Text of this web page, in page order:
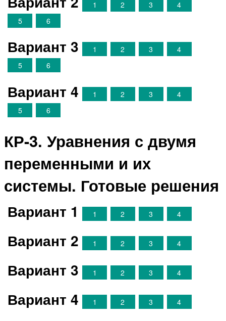
1 2 3
4
5
6
Вариант 3 1 2 3
4
5
6
Вариант 4 1 2 3
4
5
6
КР-3. Уравнения с двумя
переменными и их
системы. Готовые решения
Вариант 1 1 2 3 4
Вариант 2 1 2 3 4
Вариант 3 1 2 3 4
Вариант 4 1 2 3 4